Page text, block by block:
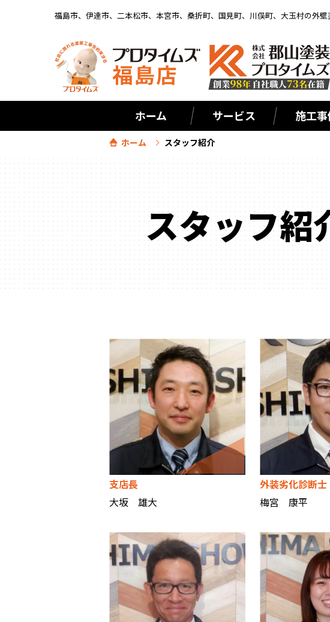
福島市、伊達市、二本松市、本宮市、桑折町、国見町、川俣町、大玉村の外
ホーム サービス 施工
ホーム スタッフ紹介
スタッフ紹
支店長
大坂 雄大
外装劣化診断士
梅宮 康平